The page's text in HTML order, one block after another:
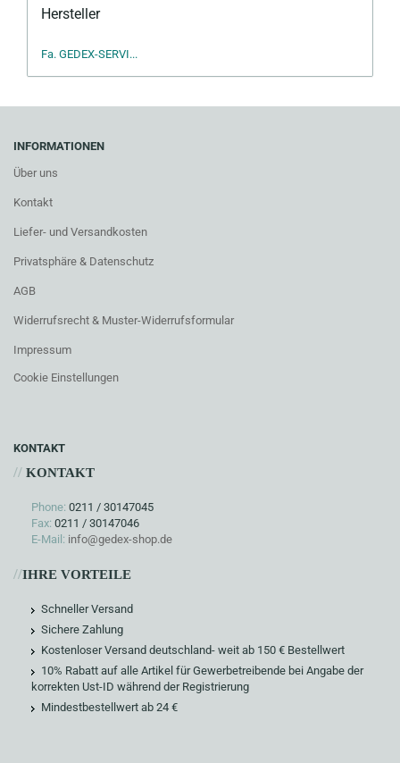
Hersteller
Fa. GEDEX-SERVI...
INFORMATIONEN
Über uns
Kontakt
Liefer- und Versandkosten
Privatsphäre & Datenschutz
AGB
Widerrufsrecht & Muster-Widerrufsformular
Impressum
Cookie Einstellungen
KONTAKT
// KONTAKT
Phone: 0211 / 30147045
Fax: 0211 / 30147046
E-Mail: info@gedex-shop.de
//IHRE VORTEILE
Schneller Versand
Sichere Zahlung
Kostenloser Versand deutschland- weit ab 150 € Bestellwert
10% Rabatt auf alle Artikel für Gewerbetreibende bei Angabe der
korrekten Ust-ID während der Registrierung
Mindestbestellwert ab 24 €